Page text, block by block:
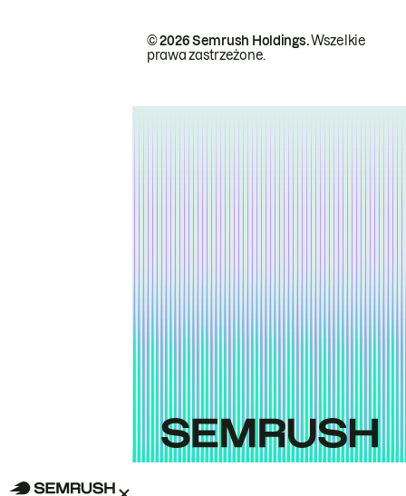
© 2026 Semrush Holdings.Wszelkie
prawa zastrzeżone.